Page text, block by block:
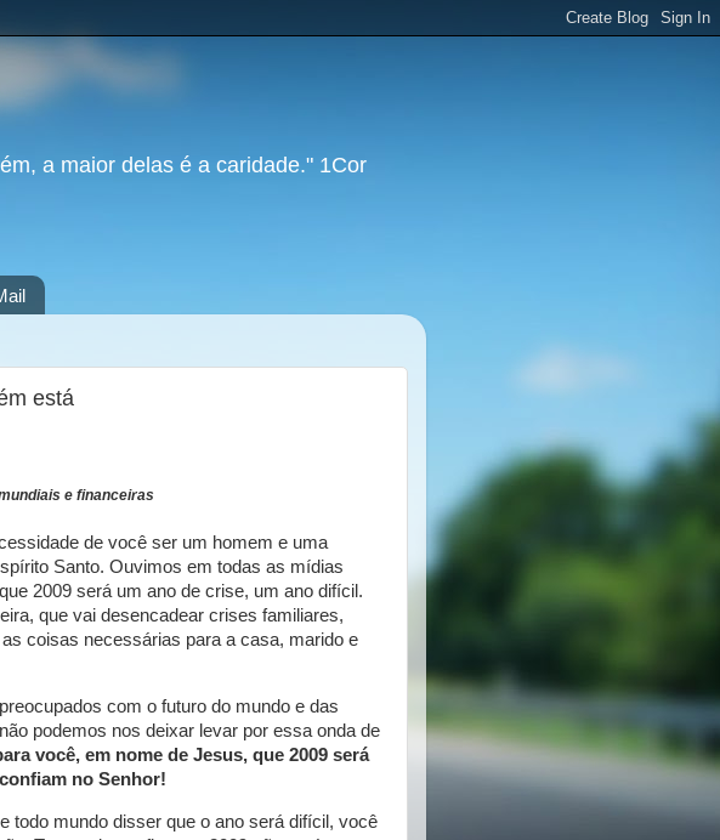
a maior delas é a caridade." 1Cor
está
e financeiras
de você ser um homem e uma
Santo. Ouvimos em todas as mídias
2009 será um ano de crise, um ano difícil.
que vai desencadear crises familiares,
coisas necessárias para a casa, marido e
com o futuro do mundo e das
podemos nos deixar levar por essa onda de
você, em nome de Jesus, que 2009 será
no Senhor!
todo mundo disser que o ano será difícil, você